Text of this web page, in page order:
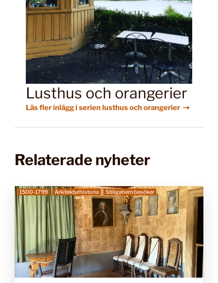
Lusthus och orangerier
Läs fler inlägg i serien lusthus och orangerier
Relaterade nyheter
1500-1799 Arkitekturhistoria Stiligahem besöker